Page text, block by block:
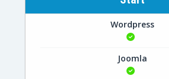
Wordpress
Joomla